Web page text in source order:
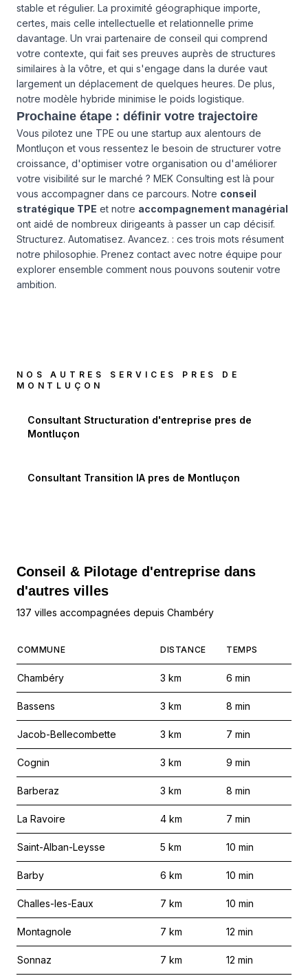
stable et régulier. La proximité géographique importe,
certes, mais celle intellectuelle et relationnelle prime
davantage. Un vrai partenaire de conseil qui comprend
votre contexte, qui fait ses preuves auprès de structures
similaires à la vôtre, et qui s'engage dans la durée vaut
largement un déplacement de quelques heures. De plus,
notre modèle hybride minimise le poids logistique.
Prochaine étape : définir votre trajectoire
Vous pilotez une TPE ou une startup aux alentours de
Montluçon et vous ressentez le besoin de structurer votre
croissance, d'optimiser votre organisation ou d'améliorer
votre visibilité sur le marché ? MEK Consulting est là pour
vous accompagner dans ce parcours. Notre conseil
stratégique TPE et notre accompagnement managérial
ont aidé de nombreux dirigeants à passer un cap décisif.
Structurez. Automatisez. Avancez. : ces trois mots résument
notre philosophie. Prenez contact avec notre équipe pour
explorer ensemble comment nous pouvons soutenir votre
ambition.
NOS AUTRES SERVICES PRES DE
MONTLUÇON
Consultant Structuration d'entreprise pres de
Montluçon
Consultant Transition IA pres de Montluçon
Conseil & Pilotage d'entreprise dans
d'autres villes
137 villes accompagnées depuis Chambéry
COMMUNE DISTANCE TEMPS
Chambéry 3 km 6 min
Bassens 3 km 8 min
Jacob-Bellecombette 3 km 7 min
Cognin 3 km 9 min
Barberaz 3 km 8 min
La Ravoire 4 km 7 min
Saint-Alban-Leysse 5 km 10 min
Barby 6 km 10 min
Challes-les-Eaux 7 km 10 min
Montagnole 7 km 12 min
Sonnaz 7 km 12 min